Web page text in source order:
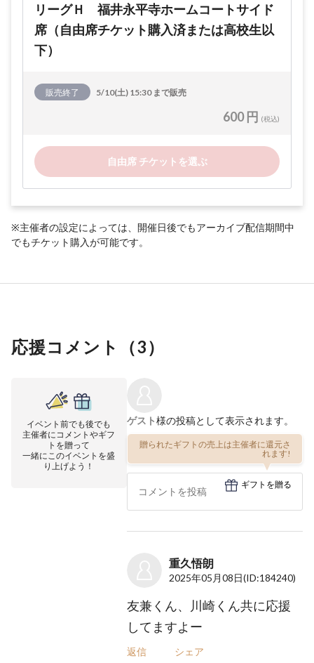
リーグＨ 福井永平寺ホームコートサイド
席（自由席チケット購入済または高校生以
下）
販売終了 5/10(土) 15:30 まで販売
600 円 (税込)
自由席 チケットを選ぶ
※主催者の設定によっては、開催日後でもアーカイブ配信期間中
でもチケット購入が可能です。
応援コメント（3）
イベント前でも後でも
主催者にコメントやギフ
トを贈って
一緒にこのイベントを盛
り上げよう！
ゲスト様の投稿として表示されます。
贈られたギフトの売上は主催者に還元さ
れます!
ギフトを贈る
重久悟朗
2025年05月08日(ID:184240)
友兼くん、川崎くん共に応援
してますよー
返信 シェア